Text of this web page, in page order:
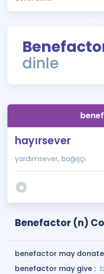
ÖSYM Sınav
Kampanyalar
İngilizce Gramer
dinle
hayırsever
yardımsever, bağışçı
Benefactor (n)
benefactor may
benefactor may give :